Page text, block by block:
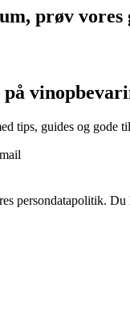
prøv
tips, guides og gode
persondatapolitik.